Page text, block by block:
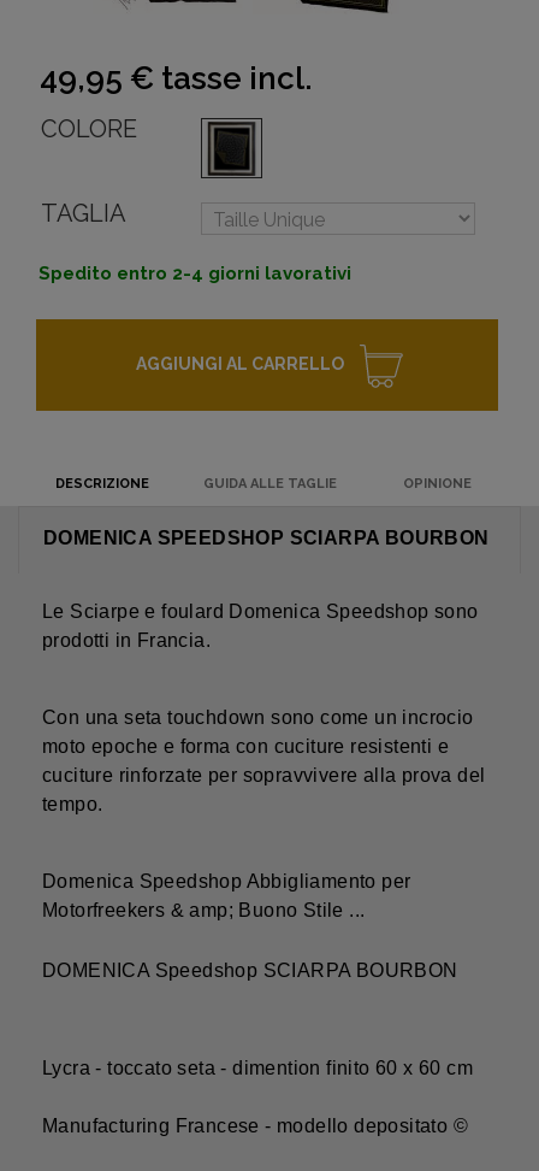
49,95 € tasse incl.
COLORE
TAGLIA
Spedito entro 2-4 giorni lavorativi
AGGIUNGI AL CARRELLO
DESCRIZIONE GUIDA ALLE TAGLIE OPINIONE
DOMENICA SPEEDSHOP SCIARPA BOURBON
Le Sciarpe e foulard Domenica Speedshop sono
prodotti in Francia.
Con una seta touchdown sono come un incrocio
moto epoche e forma con cuciture resistenti e
cuciture rinforzate per sopravvivere alla prova del
tempo.
Domenica Speedshop Abbigliamento per
Motorfreekers & amp; Buono Stile ...
DOMENICA Speedshop SCIARPA BOURBON
Lycra - toccato seta - dimention finito 60 x 60 cm
Manufacturing Francese - modello depositato ©